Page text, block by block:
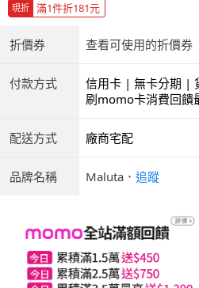
現折 滿1件折181元
折價券 查看可使用的折價券
付款方式
信用卡 | 無卡分期 |
商付款 | ATM | 銀聯
刷momo卡消費回饋
配送方式 廠商宅配
品牌名稱 Maluta ． 追蹤